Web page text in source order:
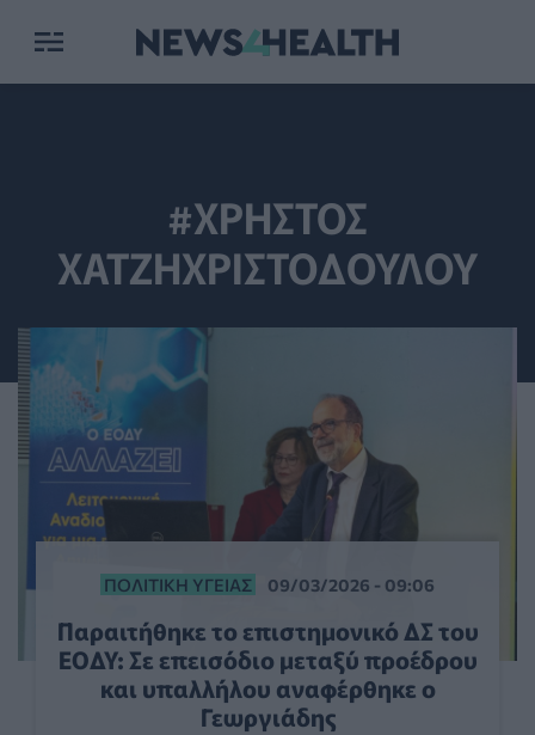
#ΧΡΗΣΤΟΣ
ΧΑΤΖΗΧΡΙΣΤΟΔΟΥΛΟΥ
ΠΟΛΙΤΙΚΉ ΥΓΕΊΑΣ 09/03/2026 - 09:06
Παραιτήθηκε το επιστημονικό ΔΣ του
ΕΟΔΥ: Σε επεισόδιο μεταξύ προέδρου
και υπαλλήλου αναφέρθηκε ο
Γεωργιάδης